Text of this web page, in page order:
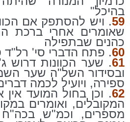
בהיכל"
59. ויש להסתפק אם
שאומרים אחרי ברכת
כהנים שבתפילה
60. פתח הדברי סי' רל"ד
61. שער הכוונות דרוש
ובסידור השל"ה שער
ספירה, ויועיל לכמה
62. וכן בחול המועד אין
המקובלים, ואומרים
מספרים, וכמ"ש